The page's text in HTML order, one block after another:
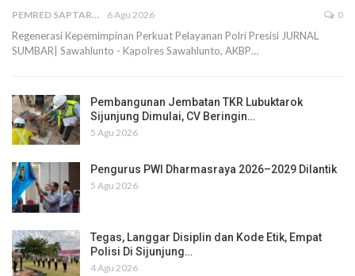
PEMRED SAPTARIUS 6 Agu 2026 0
Regenerasi Kepemimpinan Perkuat Pelayanan Polri Presisi JURNAL
SUMBAR| Sawahlunto - Kapolres Sawahlunto, AKBP…
Pembangunan Jembatan TKR Lubuktarok
Sijunjung Dimulai, CV Beringin…
5 Agu 2026
Pengurus PWI Dharmasraya 2026–2029 Dilantik
5 Agu 2026
Tegas, Langgar Disiplin dan Kode Etik, Empat
Polisi Di Sijunjung…
4 Agu 2026